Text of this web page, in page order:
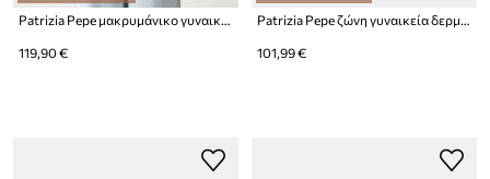
Patrizia Pepe μακρυμάνικο γυναικείο βαμβακερό με ελαστάν
119,90 €
Patrizia Pepe ζώνη γυναικεία δερμάτινη
101,99 €